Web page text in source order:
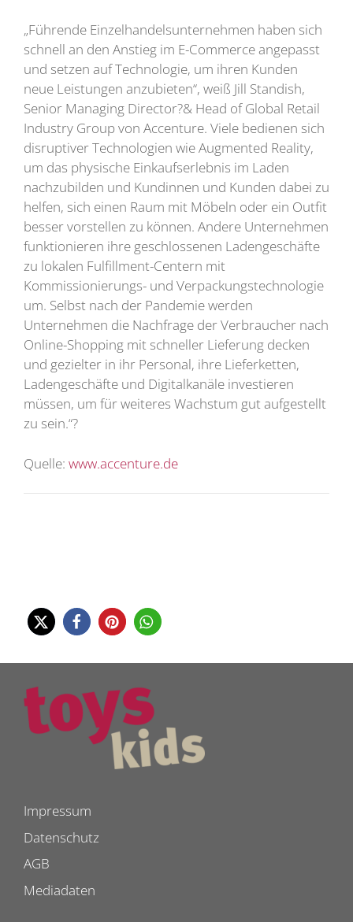
„Führende Einzelhandelsunternehmen haben sich
schnell an den Anstieg im E-Commerce angepasst
und setzen auf Technologie, um ihren Kunden
neue Leistungen anzubieten“, weiß Jill Standish,
Senior Managing Director?& Head of Global Retail
Industry Group von Accenture. Viele bedienen sich
disruptiver Technologien wie Augmented Reality,
um das physische Einkaufserlebnis im Laden
nachzubilden und Kundinnen und Kunden dabei zu
helfen, sich einen Raum mit Möbeln oder ein Outfit
besser vorstellen zu können. Andere Unternehmen
funktionieren ihre geschlossenen Ladengeschäfte
zu lokalen Fulfillment-Centern mit
Kommissionierungs- und Verpackungstechnologie
um. Selbst nach der Pandemie werden
Unternehmen die Nachfrage der Verbraucher nach
Online-Shopping mit schneller Lieferung decken
und gezielter in ihr Personal, ihre Lieferketten,
Ladengeschäfte und Digitalkanäle investieren
müssen, um für weiteres Wachstum gut aufgestellt
zu sein.“?
Quelle: www.accenture.de
Impressum
Datenschutz
AGB
Mediadaten